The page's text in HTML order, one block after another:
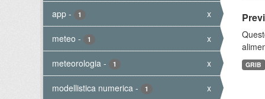
app - 1 x
meteo - 1 x
meteorologia - 1 x
modellistica numerica - 1 x
GRIB